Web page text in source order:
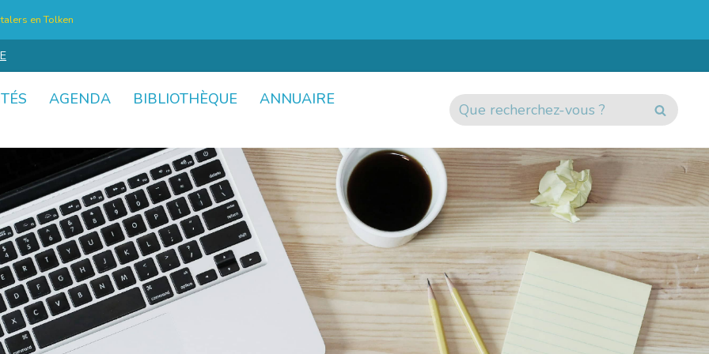
en Tolken
AGENDA BIBLIOTHÈQUE
ANNUAIRE